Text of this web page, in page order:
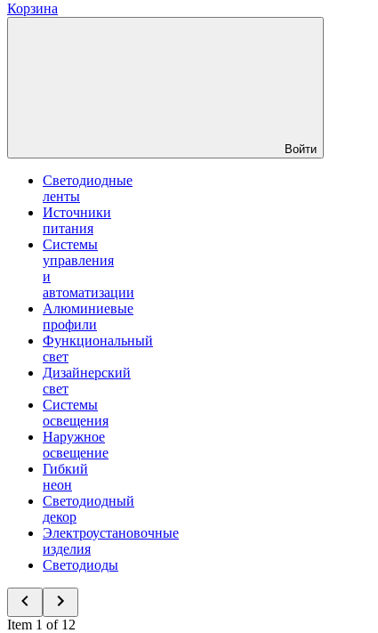
Корзина
Войти
Светодиодные
ленты
Источники
питания
Системы
управления
и
автоматизации
Алюминиевые
профили
Функциональный
свет
Дизайнерский
свет
Системы
освещения
Наружное
освещение
Гибкий
неон
Светодиодный
декор
Электроустановочные
изделия
Светодиоды
Item 1 of 12